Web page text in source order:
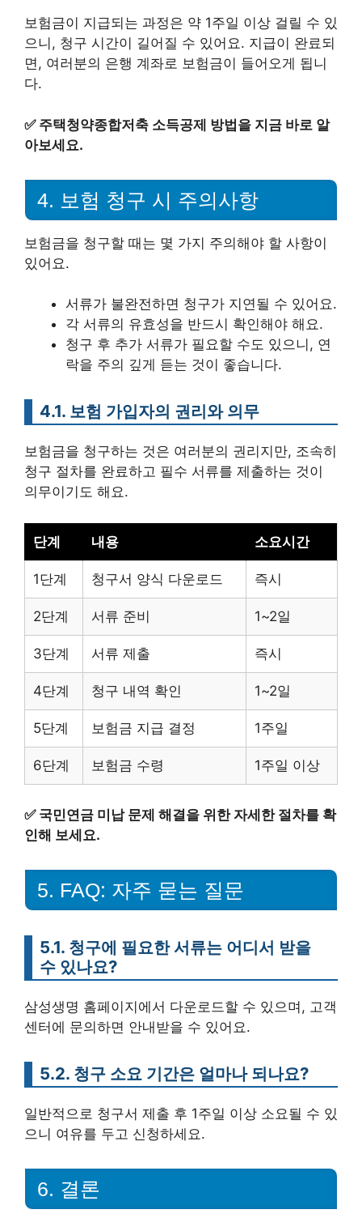
보험금이 지급되는 과정은 약 1주일 이상 걸릴 수 있
으니, 청구 시간이 길어질 수 있어요. 지급이 완료되
면, 여러분의 은행 계좌로 보험금이 들어오게 됩니
다.
✅ 주택청약종합저축 소득공제 방법을 지금 바로 알
아보세요.
4. 보험 청구 시 주의사항
보험금을 청구할 때는 몇 가지 주의해야 할 사항이
있어요.
서류가 불완전하면 청구가 지연될 수 있어요.
각 서류의 유효성을 반드시 확인해야 해요.
청구 후 추가 서류가 필요할 수도 있으니, 연
락을 주의 깊게 듣는 것이 좋습니다.
4.1. 보험 가입자의 권리와 의무
보험금을 청구하는 것은 여러분의 권리지만, 조속히
청구 절차를 완료하고 필수 서류를 제출하는 것이
의무이기도 해요.
단계 내용 소요시간
1단계 청구서 양식 다운로드 즉시
2단계 서류 준비 1~2일
3단계 서류 제출 즉시
4단계 청구 내역 확인 1~2일
5단계 보험금 지급 결정 1주일
6단계 보험금 수령 1주일 이상
✅ 국민연금 미납 문제 해결을 위한 자세한 절차를 확
인해 보세요.
5. FAQ: 자주 묻는 질문
5.1. 청구에 필요한 서류는 어디서 받을
수 있나요?
삼성생명 홈페이지에서 다운로드할 수 있으며, 고객
센터에 문의하면 안내받을 수 있어요.
5.2. 청구 소요 기간은 얼마나 되나요?
일반적으로 청구서 제출 후 1주일 이상 소요될 수 있
으니 여유를 두고 신청하세요.
6. 결론